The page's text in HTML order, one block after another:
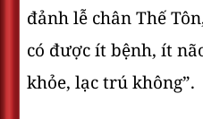
đảnh lễ chân Thế
có được ít bệnh, ít
khỏe, lạc trú không”.